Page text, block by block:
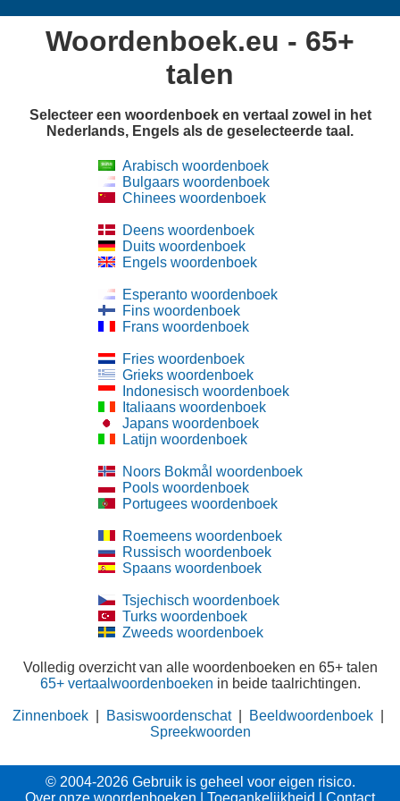
Woordenboek.eu - 65+
talen
Selecteer een woordenboek en vertaal zowel in het
Nederlands, Engels als de geselecteerde taal.
Arabisch woordenboek
Bulgaars woordenboek
Chinees woordenboek
Deens woordenboek
Duits woordenboek
Engels woordenboek
Esperanto woordenboek
Fins woordenboek
Frans woordenboek
Fries woordenboek
Grieks woordenboek
Indonesisch woordenboek
Italiaans woordenboek
Japans woordenboek
Latijn woordenboek
Noors Bokmål woordenboek
Pools woordenboek
Portugees woordenboek
Roemeens woordenboek
Russisch woordenboek
Spaans woordenboek
Tsjechisch woordenboek
Turks woordenboek
Zweeds woordenboek
Volledig overzicht van alle woordenboeken en 65+ talen
65+ vertaalwoordenboeken in beide taalrichtingen.
Zinnenboek Basiswoordenschat| Beeldwoordenboek
Spreekwoorden
© 2004-2026 Gebruik is geheel voor eigen risico.
Over onze woordenboeken
Toegankelijkheid Contact